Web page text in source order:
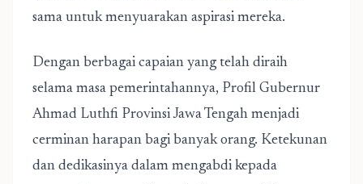
sama untuk menyuarakan aspirasi mereka.
Dengan berbagai capaian yang telah diraih
selama masa pemerintahannya, Profil Gubernur
Ahmad Luthfi Provinsi Jawa Tengah menjadi
cerminan harapan bagi banyak orang. Ketekunan
dan dedikasinya dalam mengabdi kepada